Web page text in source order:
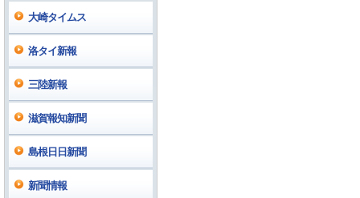
大崎タイムス
洛タイ新報
三陸新報
滋賀報知新聞
島根日日新聞
新聞情報